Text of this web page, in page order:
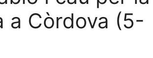
a Còrdova (5-